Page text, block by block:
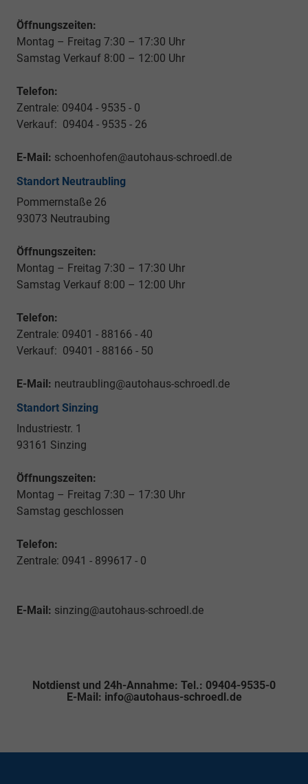
Öffnungszeiten:
Montag – Freitag 7:30 – 17:30 Uhr
Samstag Verkauf 8:00 – 12:00 Uhr
Telefon:
Zentrale: 09404 - 9535 - 0
Verkauf: 09404 - 9535 - 26
E-Mail: schoenhofen@autohaus-schroedl.de
Standort Neutraubling
Pommernstaße 26
93073 Neutraubing
Öffnungszeiten:
Montag – Freitag 7:30 – 17:30 Uhr
Samstag Verkauf 8:00 – 12:00 Uhr
Telefon:
Zentrale: 09401 - 88166 - 40
Verkauf: 09401 - 88166 - 50
E-Mail: neutraubling@autohaus-schroedl.de
Standort Sinzing
Industriestr. 1
93161 Sinzing
Öffnungszeiten:
Montag – Freitag 7:30 – 17:30 Uhr
Samstag geschlossen
Telefon:
Zentrale: 0941 - 899617 - 0
E-Mail: sinzing@autohaus-schroedl.de
Notdienst und 24h-Annahme: Tel.: 09404-9535-0
E-Mail: info@autohaus-schroedl.de